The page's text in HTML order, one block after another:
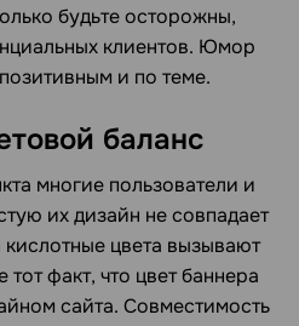
будьте осторожны,
клиентов. Юмор
и по теме.
баланс
многие пользователи и
их дизайн не совпадает
цвета вызывают
факт, что цвет баннера
сайта. Совместимость